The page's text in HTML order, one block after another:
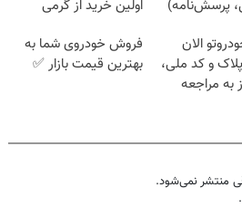
پرسش‌نامه)
اولین خرید از گرمی
الان
پلاک و کد ملی،
به مراجعه
فروش خودروی شما به
بهترین قیمت بازار ✅
منتشر نمی‌شود.